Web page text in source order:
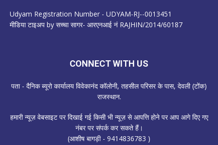
Udyam Registration Number - UDYAM-RJ--0013451
मीडिया टाइअप by सच्चा सागर- आरएनआई नं RAJHIN/2014/60187
CONNECT WITH US
पता - दैनिक ब्यूरो कार्यालय विवेकानंद कॉलोनी, तहसील परिसर के पास, देवली (टोंक)
राजस्थान.
हमारी न्यूज़ वेबसाइट पर दिखाई गई किसी भी न्यूज़ से आपत्ति होने पर आप आगे दिए गए
नंबर पर संपर्क कर सकते हैं।
(आशीष बागड़ी - 9414836783 )